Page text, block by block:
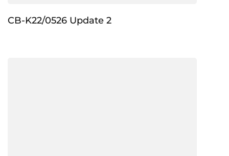
CB-K22/0526 Update 2